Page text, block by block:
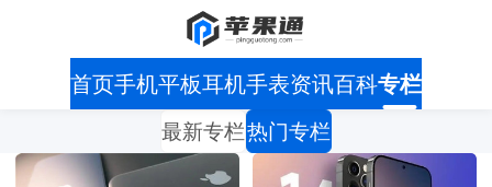
首页手机平板耳机手表资讯百科专栏
最新专栏热门专栏